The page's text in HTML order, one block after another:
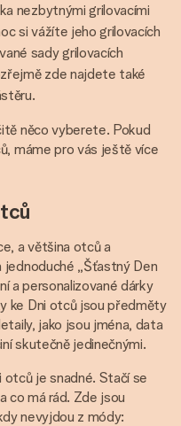
nezbytnými grilovacími
si vážíte jeho grilovacích
sady grilovacích
zde najdete také
něco vyberete. Pokud
máme pro vás ještě více
a většina otců a
„Šťastný Den
a personalizované dárky
ke Dni otců jsou předměty
jako jsou jména, data
skutečně jedinečnými.
otců je snadné. Stačí se
co má rád. Zde jsou
nevyjdou z módy: